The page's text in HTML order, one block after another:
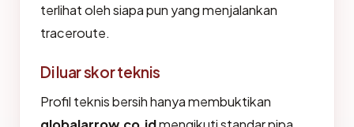
terlihat oleh siapa pun yang menjalankan
traceroute.
Di luar skor teknis
Profil teknis bersih hanya membuktikan